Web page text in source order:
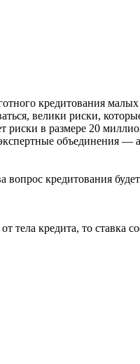
кредитования
велики риски,
риски в размере 20
объединения —
кредитования
тела кредита, то ставка